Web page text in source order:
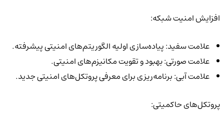
افزایش امنیت شبکه:
علامت سفید: پیاده‌سازی اولیه الگوریتم‌های امنیتی پیشرفته.
علامت صورتی: بهبود و تقویت مکانیزم‌های امنیتی.
علامت آبی: برنامه‌ریزی برای معرفی پروتکل‌های امنیتی جدید.
پروتکل‌های حاکمیتی: